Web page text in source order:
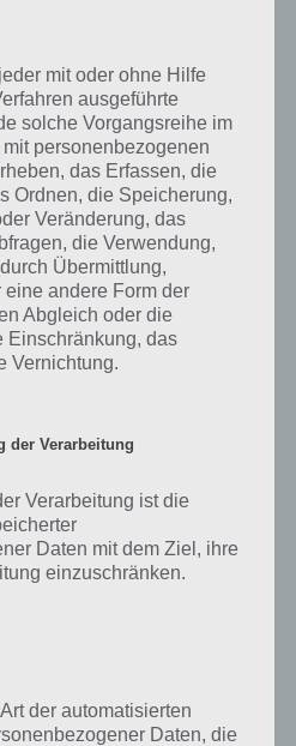
03.12.2016 10:15
noah mueller
mit oder ohne Hilfe
ausgeführte
solche Vorgangsreihe im
personenbezogenen
das Erfassen, die
Ordnen, die Speicherung,
Veränderung, das
die Verwendung,
Übermittlung,
andere Form der
Abgleich oder die
Einschränkung, das
Vernichtung.
Verarbeitung
Verarbeitung ist die
Daten mit dem Ziel, ihre
einzuschränken.
der automatisierten
Daten, die